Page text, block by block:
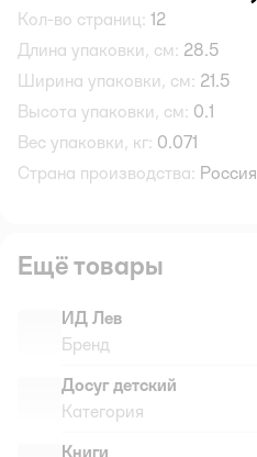
Кол-во страниц: 12
Длина упаковки, см: 28.5
Ширина упаковки, см: 21.5
Высота упаковки, см: 0.1
Вес упаковки, кг: 0.071
Страна производства: Россия
Ещё товары
ИД Лев
Бренд
Досуг детский
Категория
Книги